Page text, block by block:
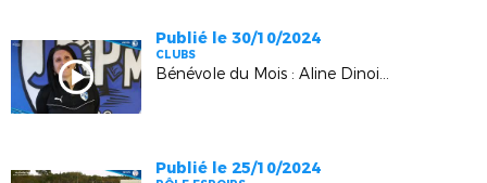
Publié le 30/10/2024
CLUBS
Bénévole du Mois : Aline Dinoia (Les Pennes-Mirabeau)
Publié le 25/10/2024